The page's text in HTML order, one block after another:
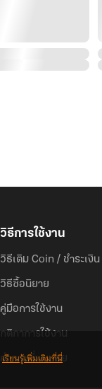
วิธีการใช้งาน
วิธีเติม Coin / ชำระเงิน
วิธีซื้อนิยาย
คู่มือการใช้งาน
กติกาการใช้งาน
คำถามที่พบบ่อย
เรียนรู้เพิ่มเติมที่นี่